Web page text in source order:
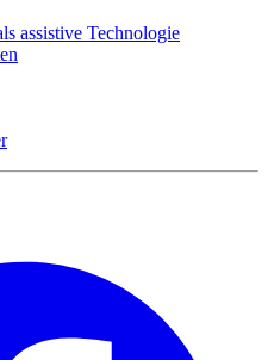
assistive Technologie